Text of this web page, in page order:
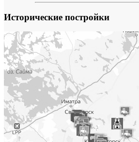
Исторические постройки